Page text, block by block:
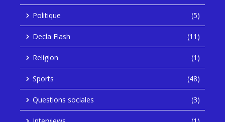
Politique (5)
Decla Flash (11)
Religion (1)
Sports (48)
Questions sociales (3)